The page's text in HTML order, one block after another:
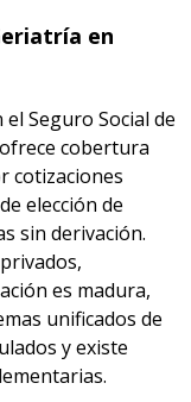
en
Seguro Social de
cobertura
cotizaciones
elección de
sin derivación.
es madura,
unificados de
y existe